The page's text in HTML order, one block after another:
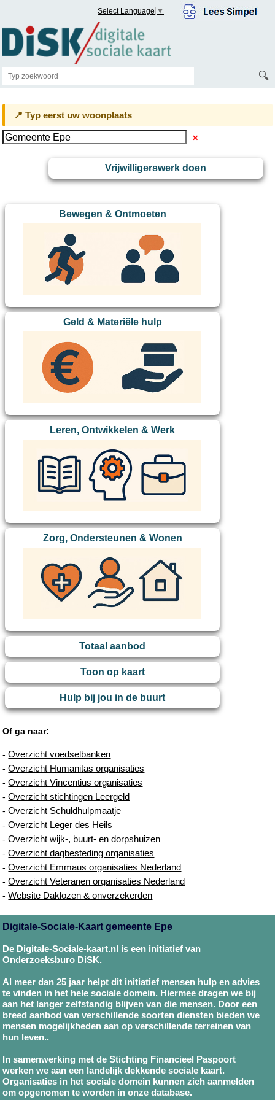
Select Language ▼
🔍
📍 Typ eerst uw woonplaats
✕
Vrijwilligerswerk doen
Bewegen & Ontmoeten
Geld & Materiële hulp
Leren, Ontwikkelen & Werk
Zorg, Ondersteunen & Wonen
Totaal aanbod
Toon op kaart
Hulp bij jou in de buurt
Of ga naar:
-Overzicht voedselbanken
-Overzicht Humanitas organisaties
-Overzicht Vincentius organisaties
-Overzicht stichtingen Leergeld
-Overzicht Schuldhulpmaatje
-Overzicht Leger des Heils
-Overzicht wijk-, buurt- en dorpshuizen
-Overzicht dagbesteding organisaties
-Overzicht Emmaus organisaties Nederland
-Overzicht Veteranen organisaties Nederland
-Website Daklozen & onverzekerden
Digitale-Sociale-Kaart gemeente Epe
De Digitale-Sociale-kaart.nl is een initiatief van
Onderzoeksburo DiSK.
Al meer dan 25 jaar helpt dit initiatief mensen hulp en advies
te vinden in het hele sociale domein. Hiermee dragen we bij
aan het langer zelfstandig blijven van die mensen. Door een
breed aanbod van verschillende soorten diensten bieden we
mensen mogelijkheden aan op verschillende terreinen van
hun leven..
In samenwerking met de Stichting Financieel Paspoort
werken we aan een landelijk dekkende sociale kaart.
Organisaties in het sociale domein kunnen zich aanmelden
om opgenomen te worden in onze database.